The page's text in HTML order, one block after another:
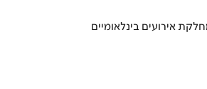
אירועים בינלאומיים